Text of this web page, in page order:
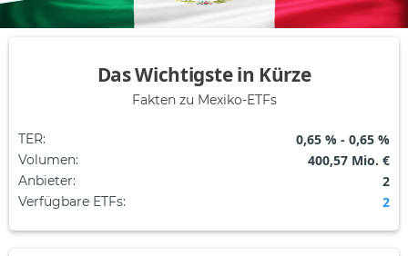
Das Wichtigste in Kürze
Fakten zu Mexiko-ETFs
TER: 0,65 % - 0,65 %
Volumen: 400,57 Mio. €
Anbieter: 2
Verfügbare ETFs: 2